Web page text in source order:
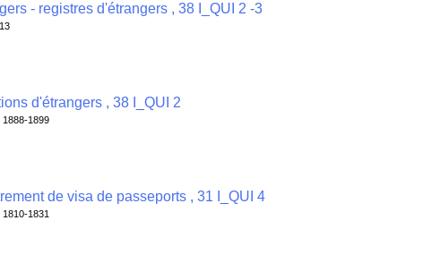
- registres d'étrangers , 38 I_QUI 2 -3
d'étrangers , 38 I_QUI 2
1888-1899
de visa de passeports , 31 I_QUI 4
1831